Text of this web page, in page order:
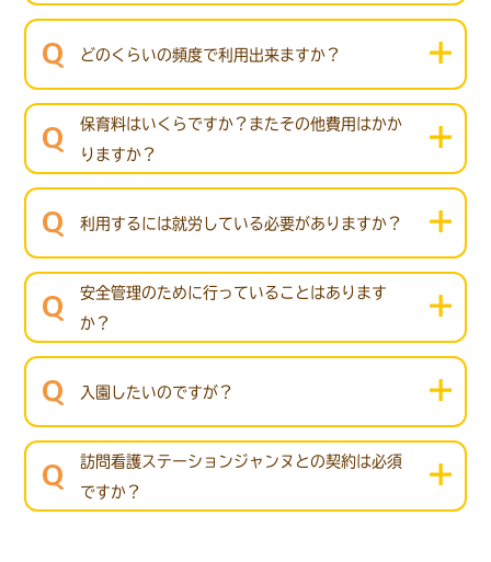
どのくらいの頻度で利用出来ますか？
保育料はいくらですか？またその他費用はかか
りますか？
利用するには就労している必要がありますか？
安全管理のために行っていることはあります
か？
入園したいのですが？
訪問看護ステーションジャンヌとの契約は必須
ですか？